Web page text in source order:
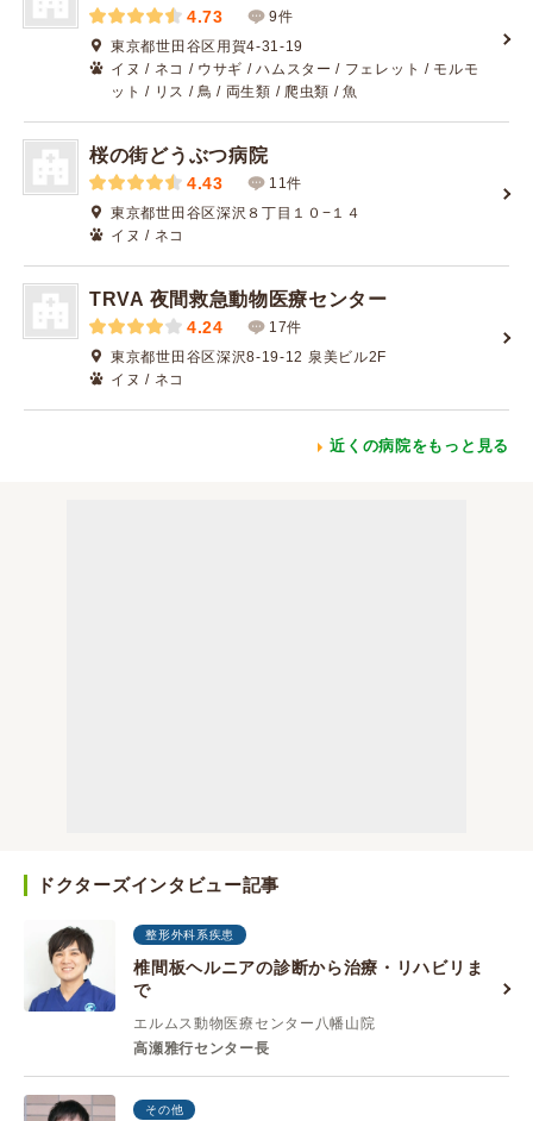
4.73
9件
東京都世田谷区用賀4-31-19
イヌ / ネコ / ウサギ / ハムスター / フェレット / モルモ
ット / リス / 鳥 / 両生類 / 爬虫類 / 魚
桜の街どうぶつ病院
4.43
11件
東京都世田谷区深沢８丁目１０−１４
イヌ / ネコ
TRVA 夜間救急動物医療センター
4.24
17件
東京都世田谷区深沢8-19-12 泉美ビル2F
イヌ / ネコ
近くの病院をもっと見る
ドクターズインタビュー記事
整形外科系疾患
椎間板ヘルニアの診断から治療・リハビリま
で
エルムス動物医療センター八幡山院
高瀬雅行センター長
その他